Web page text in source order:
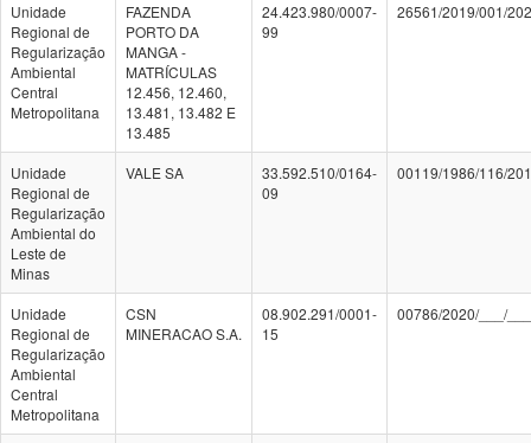
Unidade
Regional de
Regularização
Ambiental
Central
Metropolitana
FAZENDA
PORTO DA
MANGA -
MATRÍCULAS
12.456, 12.460,
13.481, 13.482 E
13.485
24.423.980/0007-
99
26561/2019/001/
Unidade
Regional de
Regularização
Ambiental do
Leste de
Minas
VALE SA
33.592.510/0164-
09
00119/1986/116/
Unidade
Regional de
Regularização
Ambiental
Central
Metropolitana
CSN
MINERACAO S.A.
08.902.291/0001-
15
00786/2020/___/